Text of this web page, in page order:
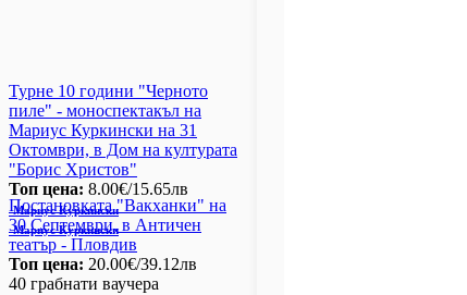
Турне 10 години "Черното
пиле" - моноспектакъл на
Мариус Куркински на 31
Октомври, в Дом на културата
"Борис Христов"
Топ цена: 8.00€/15.65лв
Мариус Куркински
Мариус Куркински
Постановката "Вакханки" на
30 Септември, в Античен
театър - Пловдив
Топ цена: 20.00€/39.12лв
40 грабнати ваучера